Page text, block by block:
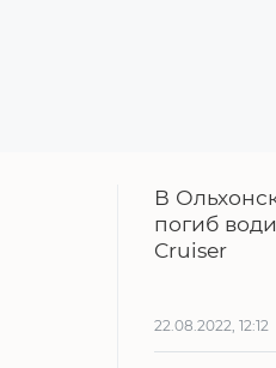
В
погиб
Cruiser
22.08.2022, 12:12